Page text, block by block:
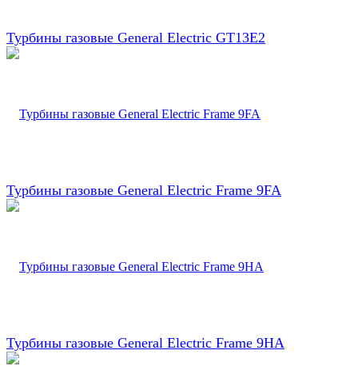
Турбины газовые General Electric GT13E2
Турбины газовые General Electric Frame 9FA
Турбины газовые General Electric Frame 9HA